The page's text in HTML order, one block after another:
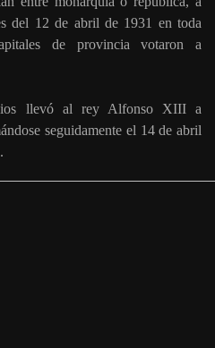
del 12 de abril de 1931 en toda
de provincia votaron a
llevó al rey Alfonso XIII a
seguidamente el 14 de abril